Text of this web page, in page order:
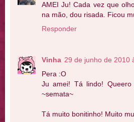
AMEI Ju! Cada vez que
na mão, dou risada. Ficou
Responder
Vinha 29 de junho de 2010
Pera :O
Ju amei! Tá lindo!
~semata~
Tá muito bonitinho! Muito